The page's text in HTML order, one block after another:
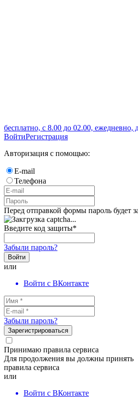
бесплатно, с 8.00 до 02.00, ежедневно,
ВойтиРегистрация
Авторизация с помощью:
E-mail
Телефона
Перед отправкой формы пароль будет
Введите код защиты*
Забыли пароль?
Войти
или
Войти с ВКонтакте
Забыли пароль?
Зарегистрироваться
Принимаю правила сервиса
Для продолжения вы должны принять
правила сервиса
или
Войти с ВКонтакте